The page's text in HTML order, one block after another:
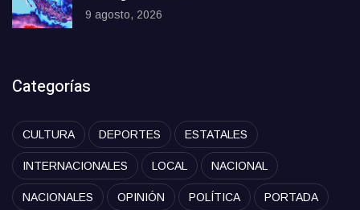
9 agosto, 2026
Categorías
CULTURA DEPORTES ESTATALES
INTERNACIONALES LOCAL NACIONAL
NACIONALES OPINIÓN POLÍTICA PORTADA